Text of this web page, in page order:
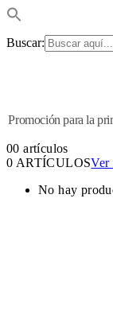
Buscar:
Promoción para la
00 artículos
0 ARTÍCULOSVer
No hay